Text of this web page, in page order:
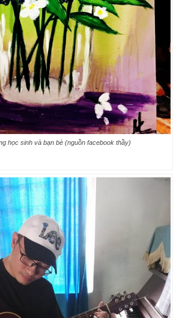
học sinh và bạn bè (nguồn facebook thầy)